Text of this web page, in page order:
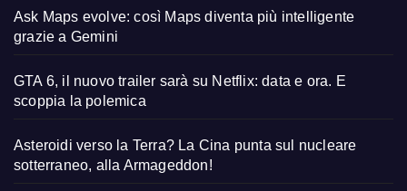
Ask Maps evolve: così Maps diventa più intelligente
grazie a Gemini
GTA 6, il nuovo trailer sarà su Netflix: data e ora. E
scoppia la polemica
Asteroidi verso la Terra? La Cina punta sul nucleare
sotterraneo, alla Armageddon!